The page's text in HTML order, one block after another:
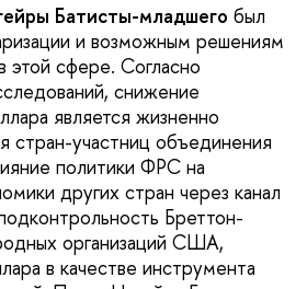
Батисты-младшего был
и возможным решениям
сфере. Согласно
снижение
является жизненно
стран-участниц объединения
политики ФРС на
других стран через канал
Бреттон-
организаций США,
в качестве инструмента